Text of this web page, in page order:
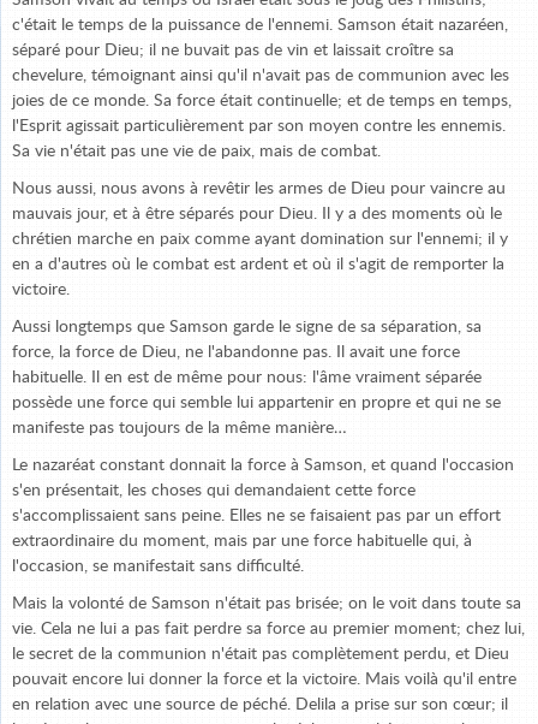
c'était le temps de la puissance de l'ennemi. Samson était nazaréen,
séparé pour Dieu; il ne buvait pas de vin et laissait croître sa
chevelure, témoignant ainsi qu'il n'avait pas de communion avec les
joies de ce monde. Sa force était continuelle; et de temps en temps,
l'Esprit agissait particulièrement par son moyen contre les ennemis.
Sa vie n'était pas une vie de paix, mais de combat.
Nous aussi, nous avons à revêtir les armes de Dieu pour vaincre au
mauvais jour, et à être séparés pour Dieu. Il y a des moments où le
chrétien marche en paix comme ayant domination sur l'ennemi; il y
en a d'autres où le combat est ardent et où il s'agit de remporter la
victoire.
Aussi longtemps que Samson garde le signe de sa séparation, sa
force, la force de Dieu, ne l'abandonne pas. Il avait une force
habituelle. Il en est de même pour nous: l'âme vraiment séparée
possède une force qui semble lui appartenir en propre et qui ne se
manifeste pas toujours de la même manière…
Le nazaréat constant donnait la force à Samson, et quand l'occasion
s'en présentait, les choses qui demandaient cette force
s'accomplissaient sans peine. Elles ne se faisaient pas par un effort
extraordinaire du moment, mais par une force habituelle qui, à
l'occasion, se manifestait sans difficulté.
Mais la volonté de Samson n'était pas brisée; on le voit dans toute sa
vie. Cela ne lui a pas fait perdre sa force au premier moment; chez lui,
le secret de la communion n'était pas complètement perdu, et Dieu
pouvait encore lui donner la force et la victoire. Mais voilà qu'il entre
en relation avec une source de péché. Delila a prise sur son cœur; il